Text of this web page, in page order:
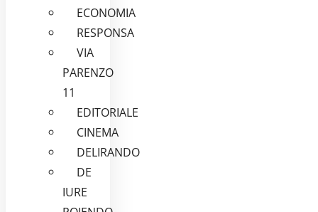
ECONOMIA
RESPONSA
VIA
PARENZO
11
EDITORIALE
CINEMA
DELIRANDO
DE
IURE